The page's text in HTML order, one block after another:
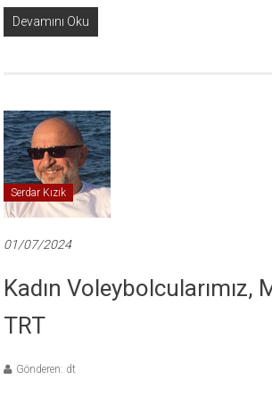
Devamını Oku
Serdar Kızık
01/07/2024
Kadın Voleybolcularımız,
TRT
Gönderen: dt